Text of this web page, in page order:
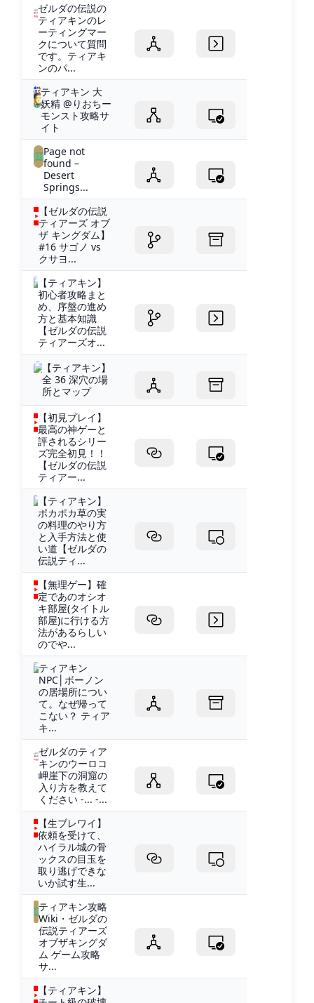
ゼルダの伝説の
ティアキンのレ
ーティングマー
クについて質問
です。ティアキ
ンのパ...
ティアキン 大
妖精 @りおちー
モンスト攻略サ
イト
Page not
found –
Desert
Springs...
【ゼルダの伝説
ティアーズ オブ
ザ キングダム】
#16 サゴノ vs
クサヨ...
【ティアキン】
初心者攻略まと
め、序盤の進め
方と基本知識
【ゼルダの伝説
ティアーズオ...
【ティアキン】
全 36 深穴の場
所とマップ
【初見プレイ】
最高の神ゲーと
評されるシリー
ズ完全初見！！
【ゼルダの伝説
ティアー...
【ティアキン】
ポカポカ草の実
の料理のやり方
と入手方法と使
い道【ゼルダの
伝説ティ...
【無理ゲー】確
定であのオシオ
キ部屋(タイトル
部屋)に行ける方
法があるらしい
のでや...
ティアキン
NPC│ボーノン
の居場所につい
て。なぜ帰って
こない？ ティア
キ...
ゼルダのティア
キンのウーロコ
岬崖下の洞窟の
入り方を教えて
ください -... -...
【生ブレワイ】
依頼を受けて、
ハイラル城の骨
ックスの目玉を
取り逃げできな
いか試す生...
ティアキン攻略
Wiki・ゼルダの
伝説ティアーズ
オブザキングダ
ム ゲーム攻略
サ...
【ティアキン】